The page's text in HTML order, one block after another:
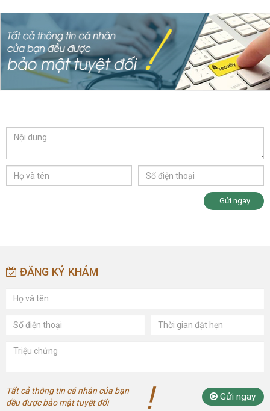
Gửi ngay
ĐĂNG KÝ KHÁM
Tất cả thông tin cá nhân của bạn
đều được bảo mật tuyệt đối
! Gửi ngay